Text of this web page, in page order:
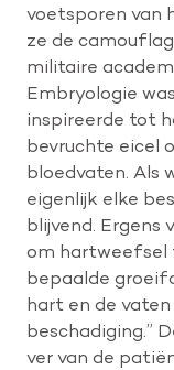
voetsporen van
ze de
militaire
Embryologie
inspireerde tot
bevruchte eicel
bloedvaten. Als
eigenlijk elke
blijvend. Ergens
om hartweefsel
bepaalde
hart en de
beschadiging.”
ver van de